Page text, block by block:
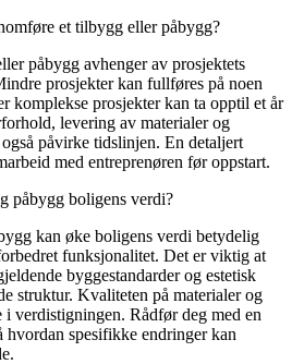
et tilbygg eller påbygg?
påbygg avhenger av prosjektets
prosjekter kan fullføres på noen
komplekse prosjekter kan ta opptil et år
levering av materialer og
påvirke tidslinjen. En detaljert
med entreprenøren før oppstart.
påbygg boligens verdi?
kan øke boligens verdi betydelig
funksjonalitet. Det er viktig at
byggestandarder og estetisk
struktur. Kvaliteten på materialer og
verdistigningen. Rådfør deg med en
hvordan spesifikke endringer kan